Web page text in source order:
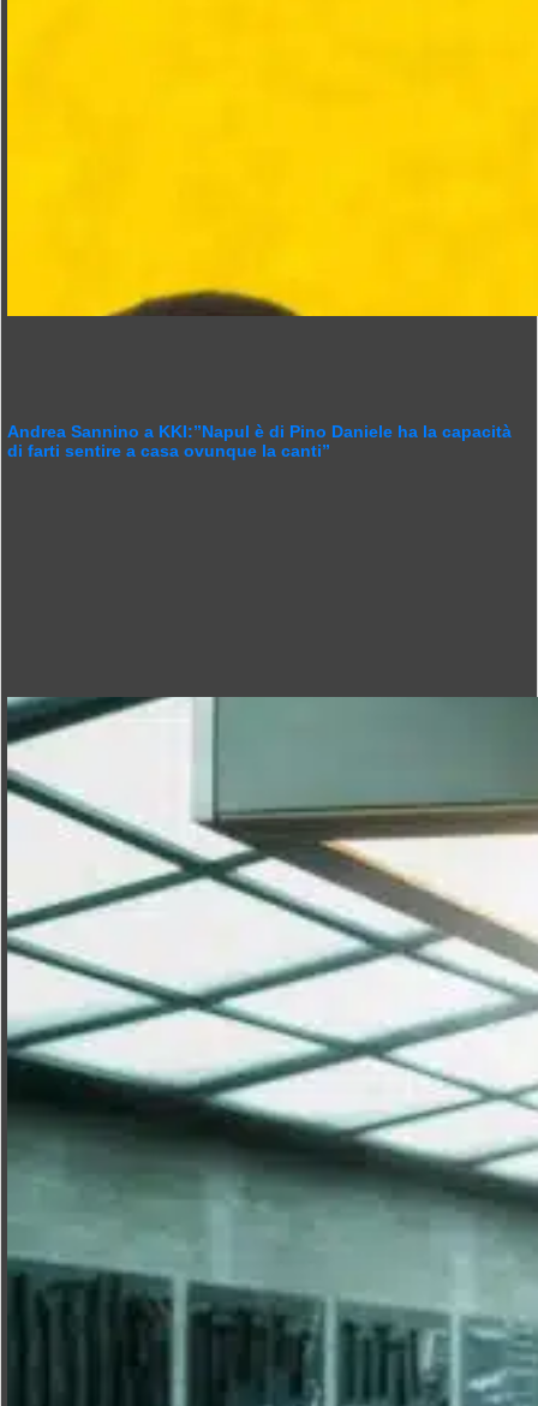
Andrea Sannino a KKI:”Napul è di Pino Daniele ha la capacità
di farti sentire a casa ovunque la canti”